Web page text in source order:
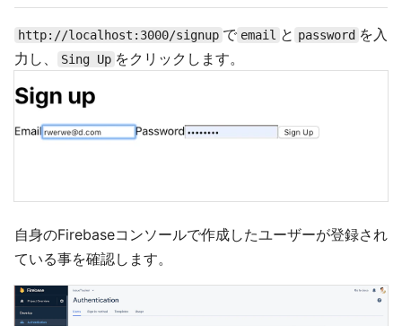
http://localhost:3000/signup で email と password を入
力し、
Sing Up をクリックします。
自身のFirebaseコンソールで作成したユーザーが登録され
ている事を確認します。